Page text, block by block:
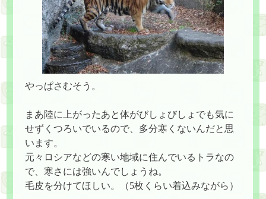
やっぱさむそう。
まあ陸に上がったあと体がびしょびしょでも気に
せずくつろいでいるので、多分寒くないんだと思
います。
元々ロシアなどの寒い地域に住んでいるトラなの
で、寒さには強いんでしょうね。
毛皮を分けてほしい。（5枚くらい着込みながら）